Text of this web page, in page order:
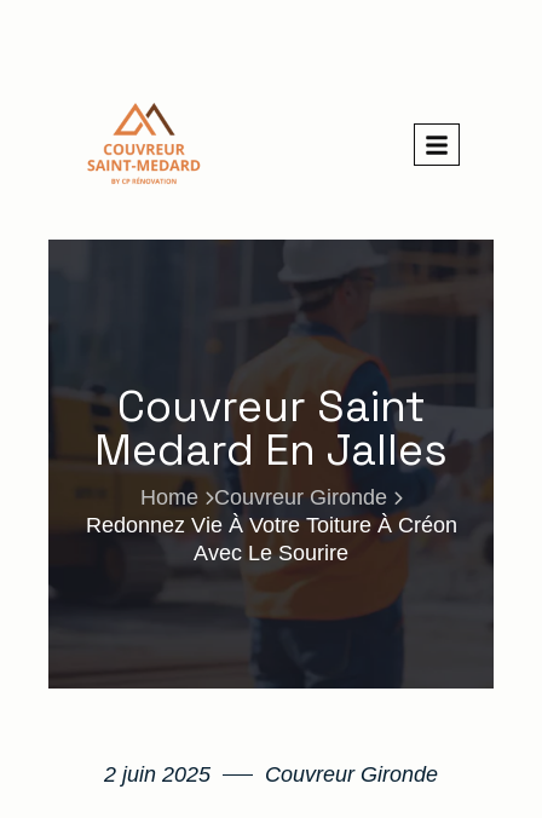
Couvreur Saint
Medard En Jalles
Home
Couvreur Gironde
Redonnez Vie À Votre Toiture À Créon
Avec Le Sourire
2 juin 2025 Couvreur Gironde